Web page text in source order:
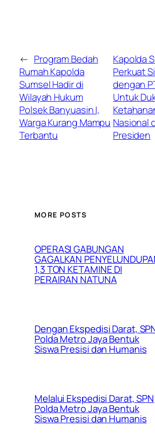
← Program Bedah
Rumah Kapolda
Sumsel Hadir di
Wilayah Hukum
Polsek Banyuasin I,
Warga Kurang Mampu
Terbantu
Kapolda
Perkuat
dengan
Untuk
Nasional
Presiden
MORE POSTS
OPERASI GABUNGAN
GAGALKAN
1,3 TON KETAMINE DI
PERAIRAN NATUNA
Dengan Ekspedisi Darat,
Polda Metro Jaya Bentuk
Siswa Presisi dan Humanis
Melalui Ekspedisi Darat, SPN
Polda Metro Jaya Bentuk
Siswa Presisi dan Humanis